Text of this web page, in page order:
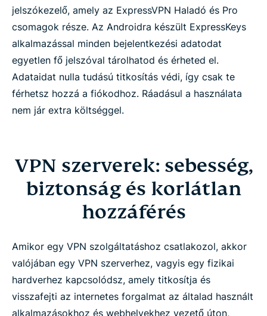
jelszókezelő, amely az ExpressVPN Haladó és Pro
csomagok része. Az Androidra készült ExpressKeys
alkalmazással minden bejelentkezési adatodat
egyetlen fő jelszóval tárolhatod és érheted el.
Adataidat nulla tudású titkosítás védi, így csak te
férhetsz hozzá a fiókodhoz. Ráadásul a használata
nem jár extra költséggel.
VPN szerverek: sebesség,
biztonság és korlátlan
hozzáférés
Amikor egy VPN szolgáltatáshoz csatlakozol, akkor
valójában egy VPN szerverhez, vagyis egy fizikai
hardverhez kapcsolódsz, amely titkosítja és
visszafejti az internetes forgalmat az általad használt
alkalmazásokhoz és webhelyekhez vezető úton,